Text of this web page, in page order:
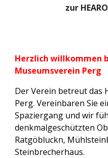
zur
Herzlich willkommen
Museumsverein Perg
Der Verein betreut das
Perg. Vereinbaren Sie
Spaziergang und wir
denkmalgeschützten
Ratgöbluckn,
Steinbrecherhaus.